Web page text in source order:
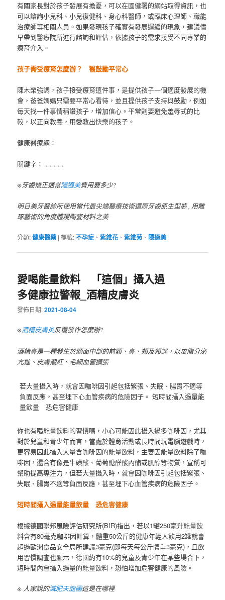
有關家長對於孩子發展有擔憂，可以在國健署的網站取得資訊，也
可以諮詢小兒科、小兒復健科、身心科醫師，或臨床心理師、職能
治療師等相關人員。如果發現孩子確實有發展遲緩的現象，建議儘
早帶到醫療院所進行諮詢和評估，依據孩子的需求接受不同專業的
療育介入。
孩子需受療育怎麼辦？ 醫鼓勵平常心
陳木榮強調，孩子接受療育這件事，是提供孩子一個適度發展的機
會，爸爸媽媽只需要平常心看待，並且提供孩子支持與鼓勵，例如
每天找一件事情稱讚孩子，增加信心。平常則要避免羞辱式的比
較，以正向教養，用愛教出快樂的孩子。
健康醫療網：
關鍵字： , , , , ,
※牙齒矯正通常隱適美費用要多少?
明日美牙醫診所使用當代最尖端醫療技術還原牙齒原生型態 , 用雕
琢藝術的角度體現陶瓷材料之美
分類:健康醫藥 |標籤:不孕症 、紫錐花 、紫錐菊 、 隱適美
愛喝能量飲料 「這個」攝入過
多健康拉警報_酒糟皮膚炎
發佈日期:2021-08-04
※酒糟皮膚炎反覆發作怎麼辦?
酒糟鼻是一種發生於顏面中部的前額、鼻、頰及頦部，以皮脂分泌
亢進、皮膚潮紅、毛細血管擴張
若大量攝入時，就會因咖啡因引起包括緊張、失眠、腸胃不適等
負面反應，甚至埋下心血管疾病的危險因子。 短時間攝入過量能
量飲量 恐危害健康
你也有喝能量飲料的習慣嗎，小心可能因此攝入過多咖啡因，尤其
對於兒童和青少年而言，當處於體育活動或長時間玩電腦遊戲時，
更容易因此攝入大量含咖啡因的能量飲料，主要因能量飲料除了咖
啡因，還含有像是牛磺酸、葡萄醣醛酸內酯或肌醇等物質，宣稱可
幫助提高專注力，但若大量攝入時，就會因咖啡因引起包括緊張、
失眠、腸胃不適等負面反應，甚至埋下心血管疾病的危險因子。
短時間攝入過量能量飲量 恐危害健康
根據德國聯邦風險評估研究所(BfR)指出，若以1罐250毫升能量飲
料含有80毫克咖啡因計算，體重50公斤的健康年輕人飲用2罐就會
超過歐洲食品安全局所建議3毫克(即每天每公斤體重3毫克)，且飲
用習慣調查也顯示，德國約有10%的兒童及青少年在某些場合下，
短時間內會攝入過量的能量飲料，恐怕增加危害健康的風險。
※ 人家說的減肥天龍國這是在哪裡